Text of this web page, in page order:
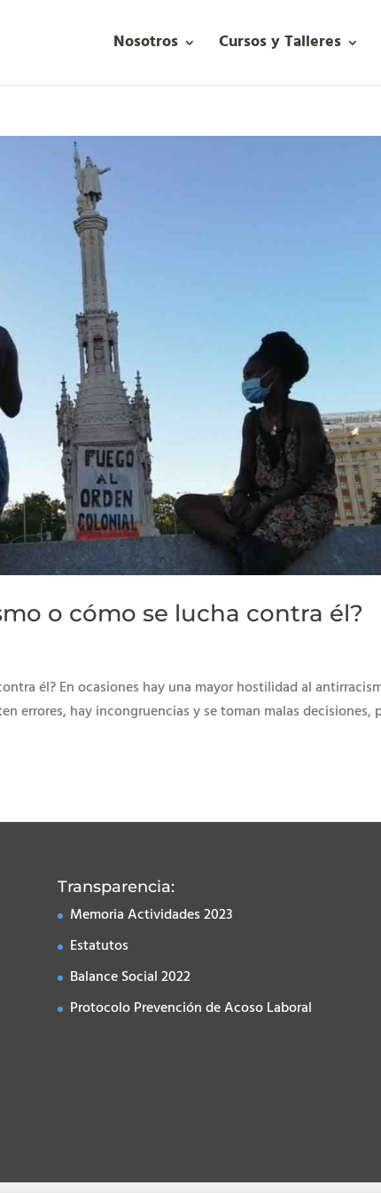
Nosotros Cursos y Talleres
o cómo se lucha contra él?
él? En ocasiones hay una mayor hostilidad al
errores, hay incongruencias y se toman malas decisiones,
Transparencia:
Memoria Actividades 2023
Estatutos
Balance Social 2022
Protocolo Prevención de Acoso Laboral